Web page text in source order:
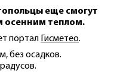
еще смогут
осенним теплом.
портал Гисметео.
без осадков.